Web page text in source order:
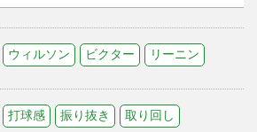
ウィルソン ビクター リーニン
打球感 振り抜き 取り回し